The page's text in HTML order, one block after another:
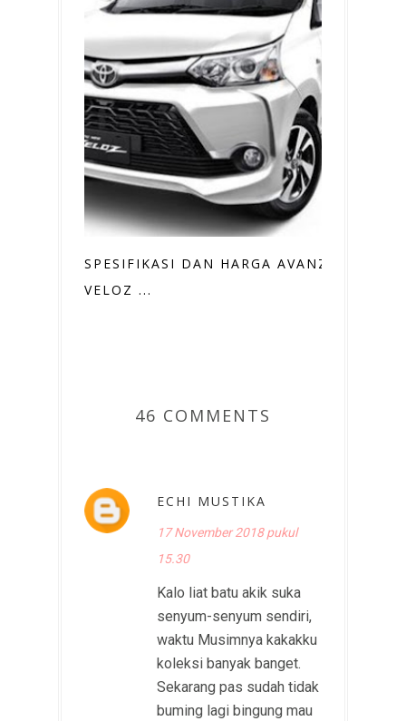
SPESIFIKASI DAN HARGA AVANZA
VELOZ ...
46 COMMENTS
ECHI MUSTIKA
17 November 2018 pukul
15.30
Kalo liat batu akik suka
senyum-senyum sendiri,
waktu Musimnya kakakku
koleksi banyak banget.
Sekarang pas sudah tidak
buming lagi bingung mau